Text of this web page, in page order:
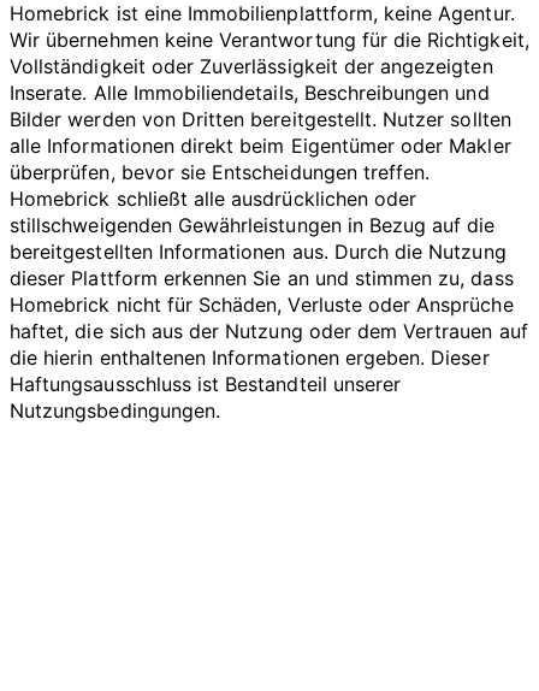
Homebrick ist eine Immobilienplattform, keine Agentur.
Wir übernehmen keine Verantwortung für die Richtigkeit,
Vollständigkeit oder Zuverlässigkeit der angezeigten
Inserate. Alle Immobiliendetails, Beschreibungen und
Bilder werden von Dritten bereitgestellt. Nutzer sollten
alle Informationen direkt beim Eigentümer oder Makler
überprüfen, bevor sie Entscheidungen treffen.
Homebrick schließt alle ausdrücklichen oder
stillschweigenden Gewährleistungen in Bezug auf die
bereitgestellten Informationen aus. Durch die Nutzung
dieser Plattform erkennen Sie an und stimmen zu, dass
Homebrick nicht für Schäden, Verluste oder Ansprüche
haftet, die sich aus der Nutzung oder dem Vertrauen auf
die hierin enthaltenen Informationen ergeben. Dieser
Haftungsausschluss ist Bestandteil unserer
Nutzungsbedingungen.